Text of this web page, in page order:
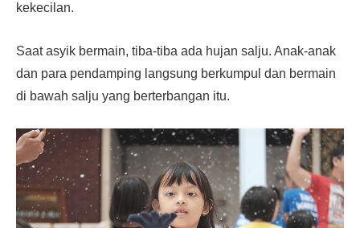
kekecilan.
Saat asyik bermain, tiba-tiba ada hujan salju. Anak-anak
dan para pendamping langsung berkumpul dan bermain
di bawah salju yang berterbangan itu.